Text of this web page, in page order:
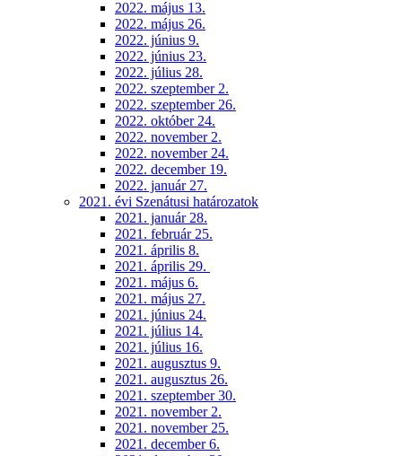
2022. május 13.
2022. május 26.
2022. június 9.
2022. június 23.
2022. július 28.
2022. szeptember 2.
2022. szeptember 26.
2022. október 24.
2022. november 2.
2022. november 24.
2022. december 19.
2022. január 27.
2021. évi Szenátusi határozatok
2021. január 28.
2021. február 25.
2021. április 8.
2021. április 29.
2021. május 6.
2021. május 27.
2021. június 24.
2021. július 14.
2021. július 16.
2021. augusztus 9.
2021. augusztus 26.
2021. szeptember 30.
2021. november 2.
2021. november 25.
2021. december 6.